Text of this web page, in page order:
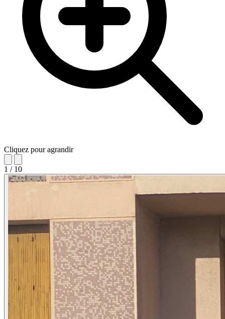
Cliquez pour agrandir
1 / 10